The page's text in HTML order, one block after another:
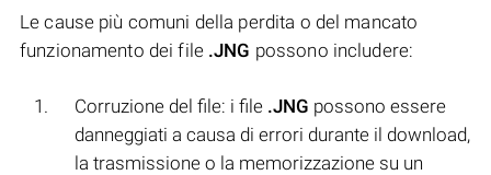
Le cause più comuni della perdita o del mancato
funzionamento dei file .JNG possono includere:
Corruzione del file: i file .JNG possono essere
danneggiati a causa di errori durante il download,
la trasmissione o la memorizzazione su un